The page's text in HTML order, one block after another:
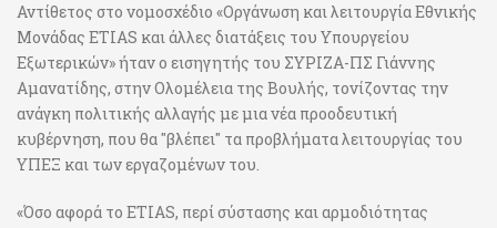
Αντίθετος στο νομοσχέδιο «Οργάνωση και λειτουργία Εθνικής
Μονάδας ETIAS και άλλες διατάξεις του Υπουργείου
Εξωτερικών» ήταν ο εισηγητής του ΣΥΡΙΖΑ-ΠΣ Γιάννης
Αμανατίδης, στην Ολομέλεια της Βουλής, τονίζοντας την
ανάγκη πολιτικής αλλαγής με μια νέα προοδευτική
κυβέρνηση, που θα "βλέπει" τα προβλήματα λειτουργίας του
ΥΠΕΞ και των εργαζομένων του.
«Όσο αφορά το ETIAS, περί σύστασης και αρμοδιότητας